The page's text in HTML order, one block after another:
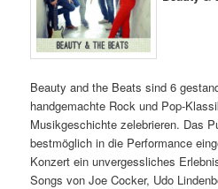
Beauty and the Beats sind 6
handgemachte Rock und Pop-
Musikgeschichte zelebrieren. Das
bestmöglich in die Performance
Konzert ein unvergessliches
Songs von Joe Cocker, Udo